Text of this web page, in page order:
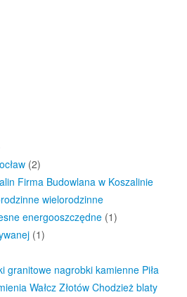
(2)
Firma Budowlana w Koszalinie
wielorodzinne
energooszczędne (1)
(1)
granitowe nagrobki kamienne Piła
Wałcz Złotów Chodzież blaty